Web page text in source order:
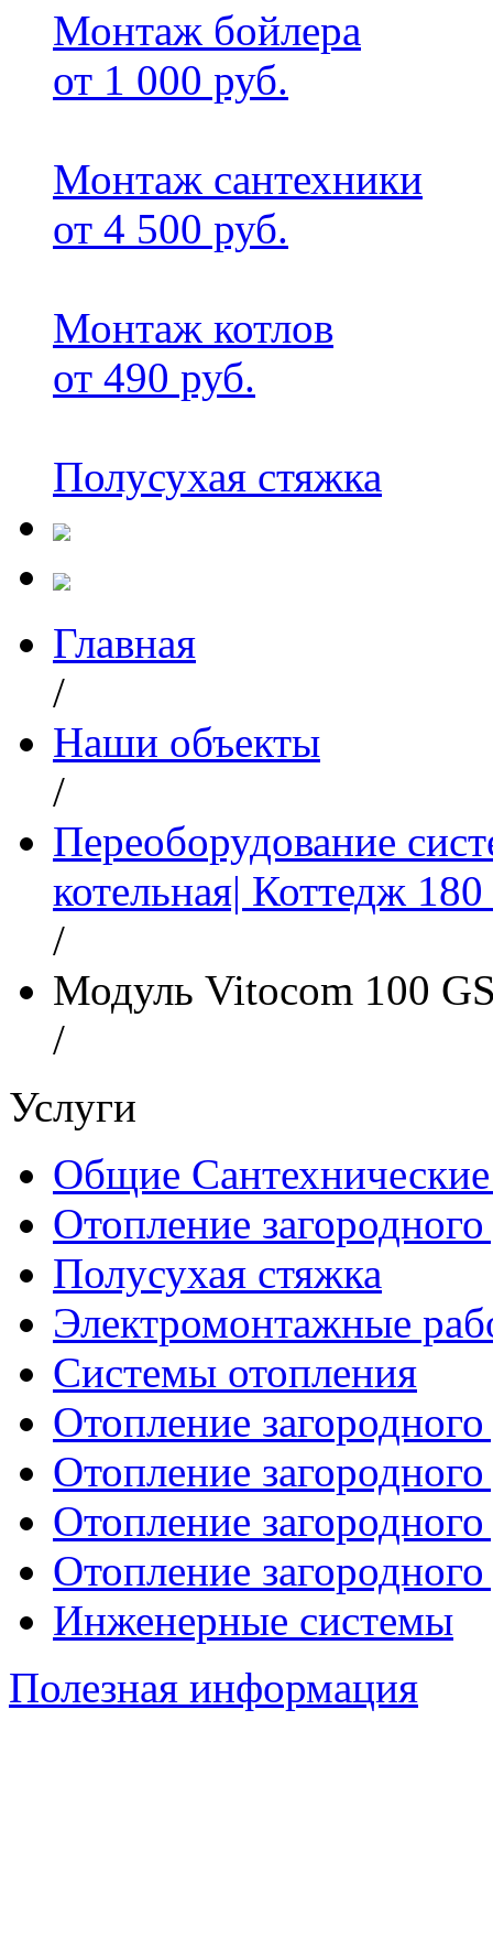
Монтаж бойлера
от 1 000 руб.
Монтаж сантехники
от 4 500 руб.
Монтаж котлов
от 490 руб.
Полусухая стяжка
Главная
/
Наши объекты
/
Переоборудование
котельная| Коттедж
/
Модуль Vitocom 100
/
Услуги
Общие
Отопление
Полусухая стяжка
Электромонтажные
Системы отопления
Отопление
Отопление
Отопление
Отопление
Инженерные системы
Полезная информация